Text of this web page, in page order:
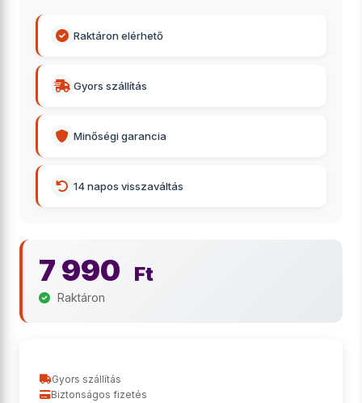
Raktáron elérhető
Gyors szállítás
Minőségi garancia
14 napos visszaváltás
7 990 Ft
Raktáron
Gyors szállítás
Biztonságos fizetés